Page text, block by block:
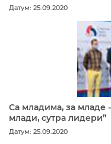
Датум: 25.09.2020
Са младима, за младе
млади, сутра лидери”
Датум: 25.09.2020